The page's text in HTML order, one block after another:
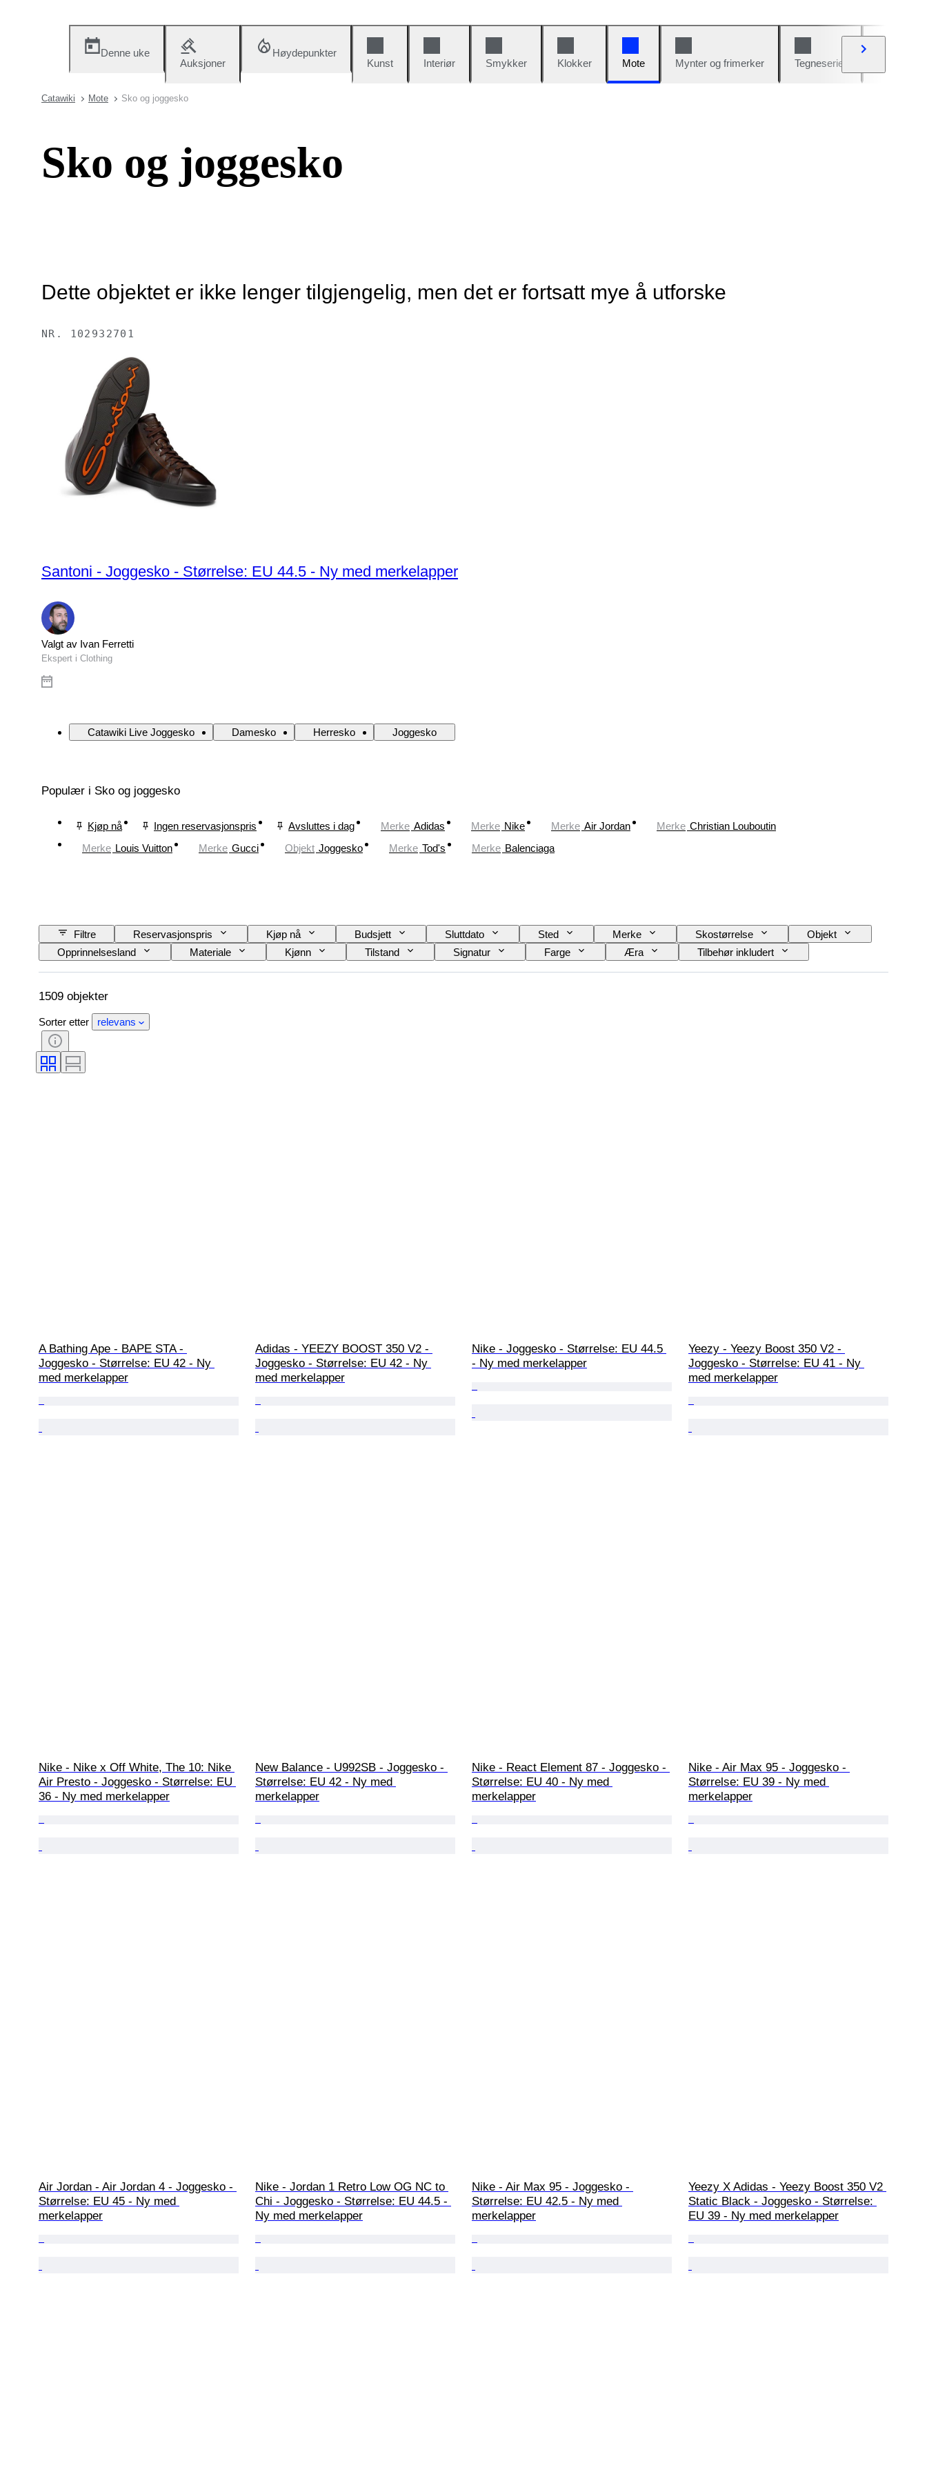
Denne uke
Auksjoner
Høydepunkter
Kunst
Interiør Smykker Klokker Mote Mynter og frimerker Tegneserier
Catawiki Mote Sko og joggesko
Sko og joggesko
Dette objektet er ikke lenger tilgjengelig, men det er fortsatt mye å utforske
NR. 102932701
Santoni - Joggesko - Størrelse: EU 44.5 - Ny med merkelapper
Valgt av Ivan Ferretti
Ekspert i Clothing
Catawiki Live Joggesko Damesko Herresko Joggesko
Populær i Sko og joggesko
Kjøp nå Ingen reservasjonspris Avsluttes i dag Merke Adidas Merke Nike Merke Air Jordan Merke Christian Louboutin
Merke Louis Vuitton Merke Gucci Objekt Joggesko Merke Tod's Merke Balenciaga
Filtre Reservasjonspris Kjøp nå Budsjett Sluttdato Sted Merke Skostørrelse
Objekt
Opprinnelsesland
Materiale Kjønn Tilstand Signatur Farge Æra
Tilbehør inkludert
Mønster
Modell
1509 objekter
Sorter etter relevans
A Bathing Ape - BAPE STA -
Joggesko - Størrelse: EU 42 - Ny
med merkelapper
Adidas - YEEZY BOOST 350 V2 -
Joggesko - Størrelse: EU 42 - Ny
med merkelapper
Nike - Joggesko - Størrelse: EU 44.5
- Ny med merkelapper
Yeezy - Yeezy Boost 350 V2 -
Joggesko - Størrelse: EU 41 - Ny
med merkelapper
Nike - Nike x Off White, The 10: Nike
Air Presto - Joggesko - Størrelse: EU
36 - Ny med merkelapper
New Balance - U992SB - Joggesko -
Størrelse: EU 42 - Ny med
merkelapper
Nike - React Element 87 - Joggesko -
Størrelse: EU 40 - Ny med
merkelapper
Nike - Air Max 95 - Joggesko -
Størrelse: EU 39 - Ny med
merkelapper
Air Jordan - Air Jordan 4 - Joggesko -
Størrelse: EU 45 - Ny med
merkelapper
Nike - Jordan 1 Retro Low OG NC to
Chi - Joggesko - Størrelse: EU 44.5 -
Ny med merkelapper
Nike - Air Max 95 - Joggesko -
Størrelse: EU 42.5 - Ny med
merkelapper
Yeezy X Adidas - Yeezy Boost 350 V2
Static Black - Joggesko - Størrelse:
EU 39 - Ny med merkelapper